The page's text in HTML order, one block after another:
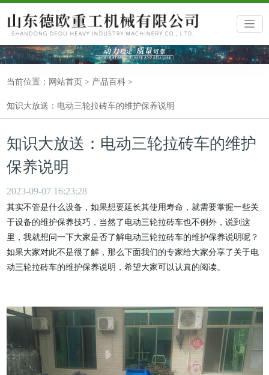
当前位置： 网站首页 > 产品百科>
知识大放送：电动三轮拉砖车的维护保养说明
知识大放送：电动三轮拉砖车的维护
保养说明
2023-09-07 16:23:28
其实不管是什么设备，如果想要延长其使用寿命，就需要掌握一些关
于设备的维护保养技巧，当然了电动三轮拉砖车也不例外，说到这
里，我就想问一下大家是否了解电动三轮拉砖车的维护保养说明呢？
如果大家对此不是很了解，那么下面我们的专家给大家分享了关于电
动三轮拉砖车的维护保养说明，希望大家可以认真的阅读。